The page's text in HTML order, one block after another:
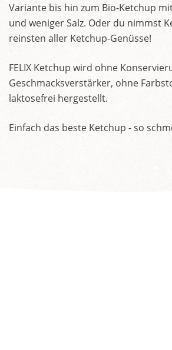
Variante bis hin zum Bio-Ketchup
und weniger Salz. Oder du nimmst
reinsten aller Ketchup-Genüsse!
FELIX Ketchup wird ohne
Geschmacksverstärker, ohne
laktosefrei hergestellt.
Einfach das beste Ketchup - so